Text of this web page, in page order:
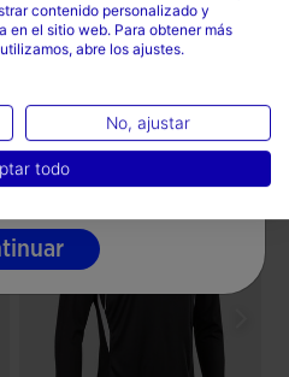
contenido personalizado y
en el sitio web. Para obtener más
abre los ajustes.
No, ajustar
todo